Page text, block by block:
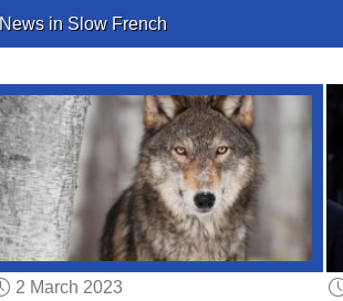
News in Slow French
2 March 2023